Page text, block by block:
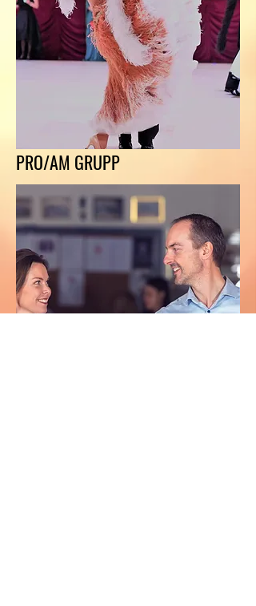
PRO/AM GRUPP